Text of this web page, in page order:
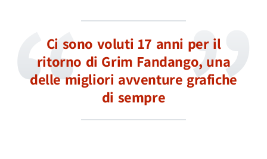
Ci sono voluti 17 anni per il
ritorno di Grim Fandango, una
delle migliori avventure grafiche
di sempre